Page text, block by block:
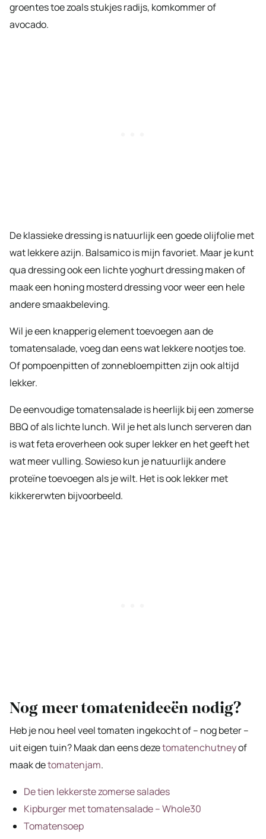
groentes toe zoals stukjes radijs, komkommer of
avocado.
De klassieke dressing is natuurlijk een goede olijfolie met
wat lekkere azijn. Balsamico is mijn favoriet. Maar je kunt
qua dressing ook een lichte yoghurt dressing maken of
maak een honing mosterd dressing voor weer een hele
andere smaakbeleving.
Wil je een knapperig element toevoegen aan de
tomatensalade, voeg dan eens wat lekkere nootjes toe.
Of pompoenpitten of zonnebloempitten zijn ook altijd
lekker.
De eenvoudige tomatensalade is heerlijk bij een zomerse
BBQ of als lichte lunch. Wil je het als lunch serveren dan
is wat feta eroverheen ook super lekker en het geeft het
wat meer vulling. Sowieso kun je natuurlijk andere
proteïne toevoegen als je wilt. Het is ook lekker met
kikkererwten bijvoorbeeld.
Nog meer tomatenideeën nodig?
Heb je nou heel veel tomaten ingekocht of – nog beter –
uit eigen tuin? Maak dan eens dezetomatenchutneyof
maak detomatenjam.
De tien lekkerste zomerse salades
Kipburger met tomatensalade – Whole30
Tomatensoep